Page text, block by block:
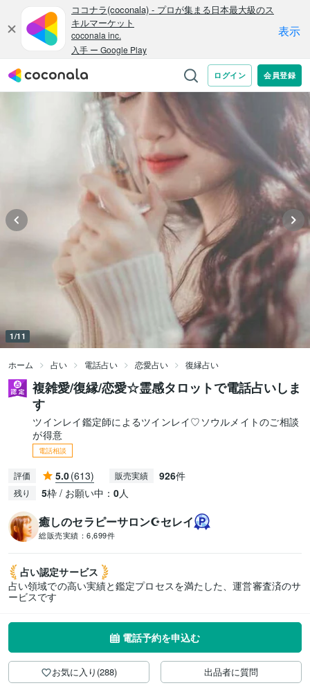
1/11
ホーム 占い 電話占い 恋愛占い 復縁占い
複雑愛/復縁/恋愛☆霊感タロットで電話占いしま
す
ツインレイ鑑定師によるツインレイ♡ソウルメイトのご相談
が得意
電話相談
評価 5.0(613) 販売実績 926件
残り 5枠 / お願い中： 0人
癒しのセラピーサロン☪️セレイ
総販売実績： 6,699件
占い認定サービス
占い領域での高い実績と鑑定プロセスを満たした、運営審査済のサ
ービスです
電話予約を申込む
お気に入り(288) 出品者に質問